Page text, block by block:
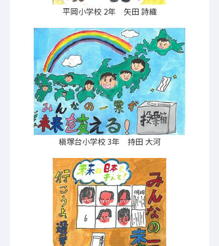
平岡小学校 2年 矢田 詩織
槇塚台小学校 3年 持田 大河